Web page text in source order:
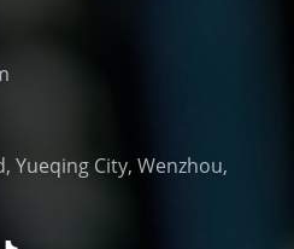
Yueqing City, Wenzhou,